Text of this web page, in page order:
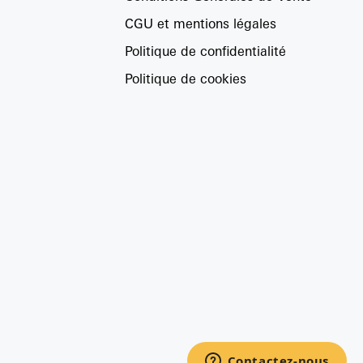
CGU et mentions légales
Politique de confidentialité
Politique de cookies